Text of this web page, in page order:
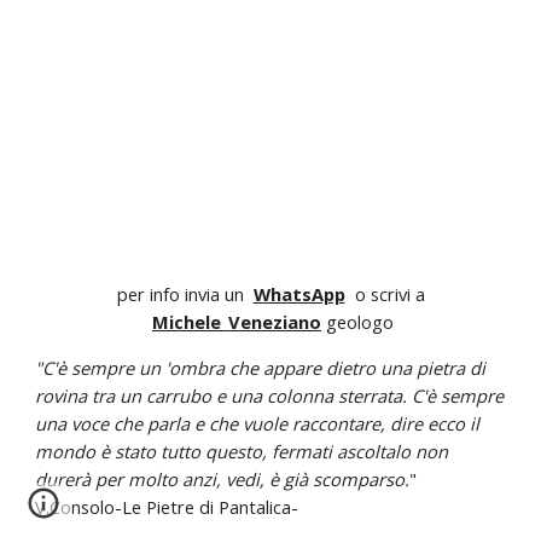
per info invia un WhatsApp o scrivi a
Michele_Veneziano geologo
"C'è sempre un 'ombra che appare dietro una pietra di
rovina tra un carrubo e una colonna sterrata. C'è sempre
una voce che parla e che vuole raccontare, dire ecco il
mondo è stato tutto questo, fermati ascoltalo non
durerà per molto anzi, vedi, è già scomparso."
V.Consolo-Le Pietre di Pantalica-